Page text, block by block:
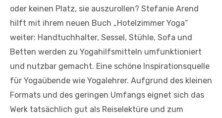
oder keinen Platz, sie auszurollen? Stefanie Arend
hilft mit ihrem neuen Buch „Hotelzimmer Yoga“
weiter: Handtuchhalter, Sessel, Stühle, Sofa und
Betten werden zu Yogahilfsmitteln umfunktioniert
und nutzbar gemacht. Eine schöne Inspirationsquelle
für Yogaübende wie Yogalehrer. Aufgrund des kleinen
Formats und des geringen Umfangs eignet sich das
Werk tatsächlich gut als Reiselektüre und zum